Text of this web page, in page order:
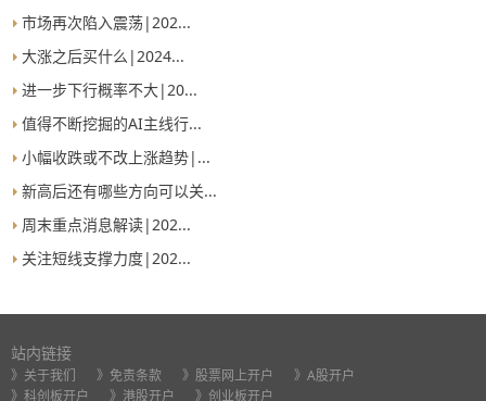
市场再次陷入震荡|202...
大涨之后买什么|2024...
进一步下行概率不大|20...
值得不断挖掘的AI主线行...
小幅收跌或不改上涨趋势|...
新高后还有哪些方向可以关...
周末重点消息解读|202...
关注短线支撑力度|202...
站内链接
》关于我们 》免责条款 》股票网上开户
》A股开户
》科创板开户
》港股开户 》创业板开户